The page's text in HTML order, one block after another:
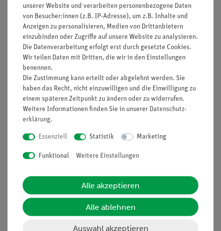
Funktion und Verwendung
Messkolben zum Abmessen von Flüssigkeitsmengen.
Ausstattung und technische
Daten
Aus Borosilikatglas 3.3
Mit Normschliffhülse und Kunststoffstopfen mit
einer Ringmarke zum exakten Abmessen
Bei +20 °C kalibriert
Inhalt: 25 ml bis 1000 ml
unserer Website und verarbeiten personenbezogene Daten
von Besucher:innen (z.B. IP-Adresse), um z.B. Inhalte und
Anzeigen zu personalisieren, Medien von Drittanbietern
einzubinden oder Zugriffe auf unsere Website zu analysieren.
Die Datenverarbeitung erfolgt erst durch gesetzte Cookies.
Wir teilen Daten mit Dritten, die wir in den Einstellungen
benennen.
Die Zustimmung kann erteilt oder abgelehnt werden. Sie
haben das Recht, nicht einzuwilligen und die Einwilligung zu
einem späteren Zeitpunkt zu ändern oder zu widerrufen.
Weitere Informationen finden Sie in unserer Daten­schutz­
erklärung.
Essenziell Statistik Marketing
Funktional Weitere Einstellungen
Alle akzeptieren
Alle ablehnen
Auswahl akzeptieren